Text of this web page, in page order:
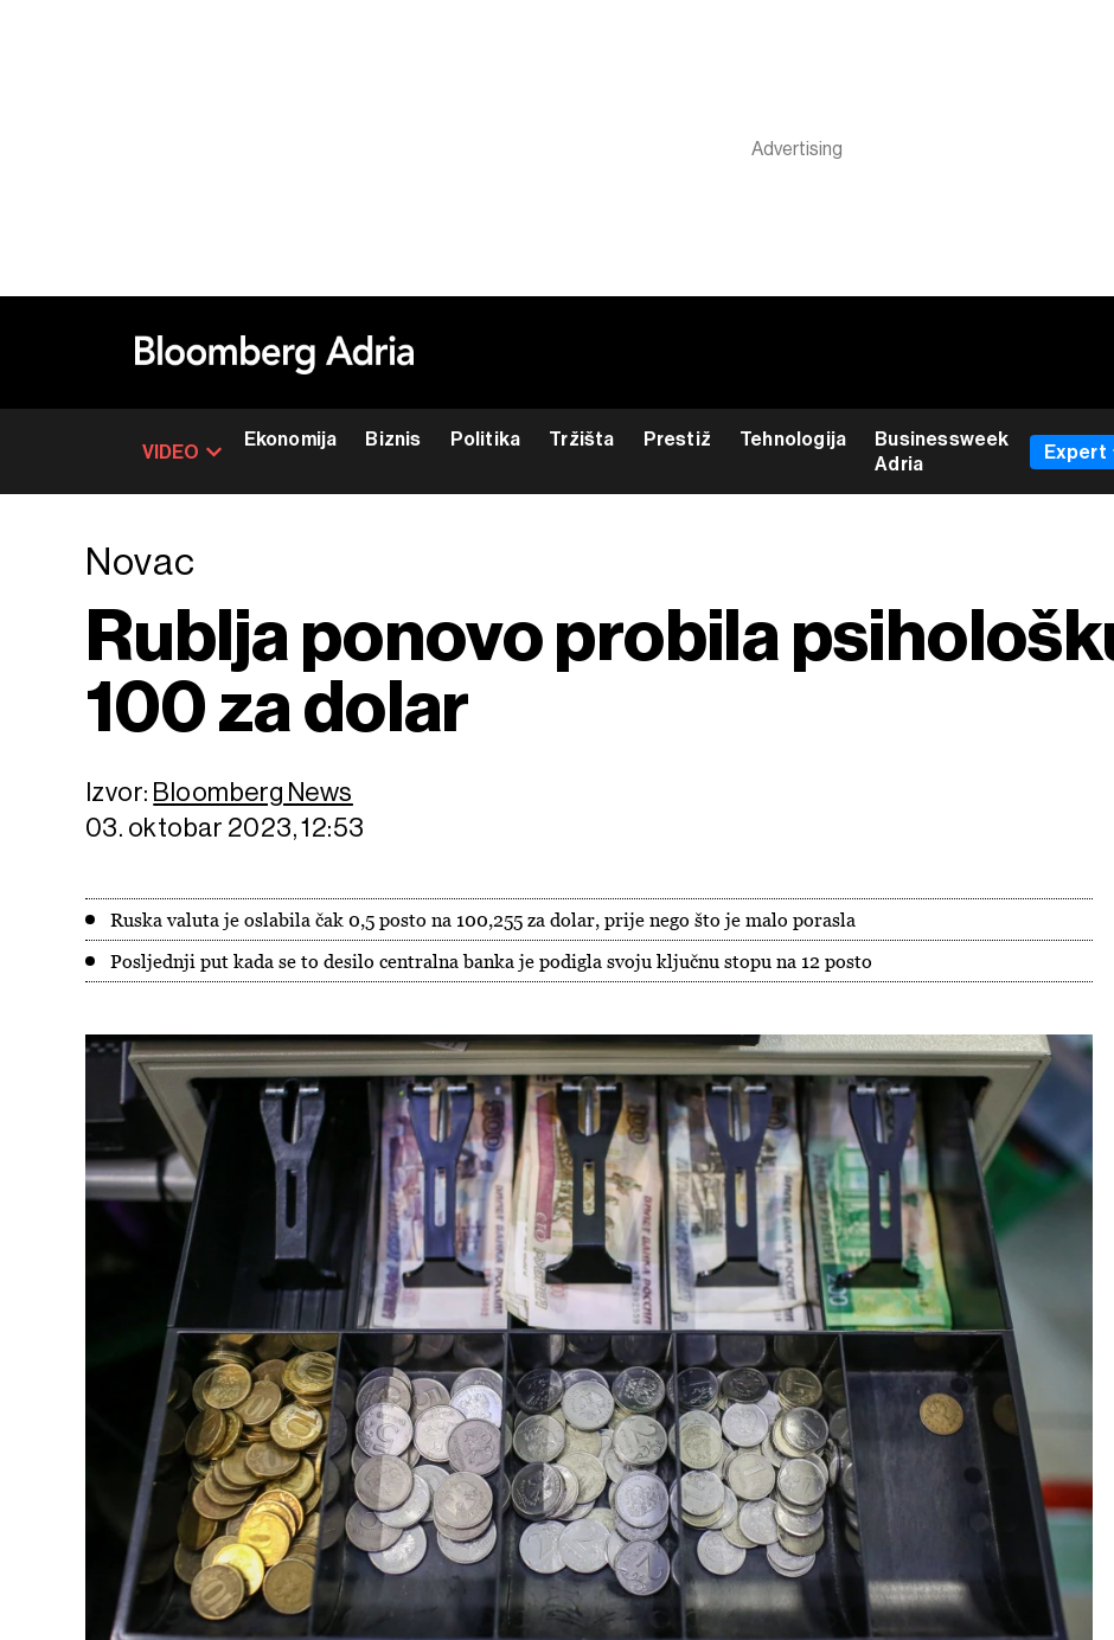
VIDEO
Ekonomija Biznis Politika Tržišta Prestiž Tehnologija
Businessweek
Adria
Expert
Novac
Rublja ponovo probila
100 za dolar
Izvor: Bloomberg News
03. oktobar 2023, 12:53
Ruska valuta je oslabila čak 0,5 posto na 100,255 za dolar, prije nego što je malo porasla
Posljednji put kada se to desilo centralna banka je podigla svoju ključnu stopu na 12 posto